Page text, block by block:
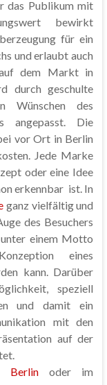
das Publikum mit
bewirkt
für ein
und erlaubt auch
dem Markt in
durch geschulte
Wünschen des
angepasst. Die
vor Ort in Berlin
Jede Marke
oder eine Idee
erkennbar ist. In
ganz vielfältig und
des Besuchers
einem Motto
eines
kann. Darüber
speziell
und damit ein
mit den
auf der
Berlin oder im